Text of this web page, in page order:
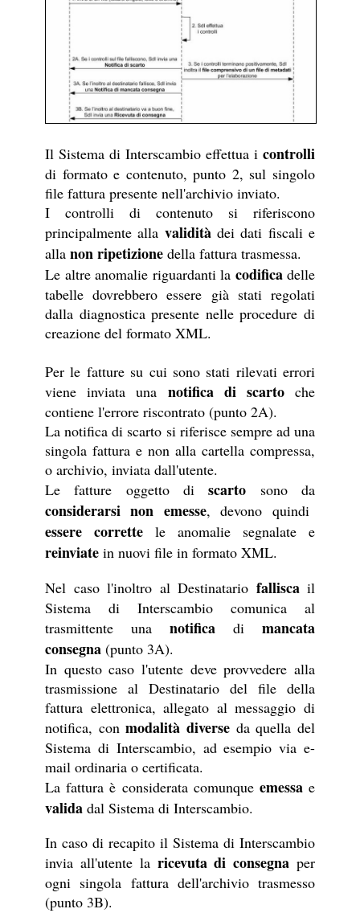
Il Sistema di Interscambio effettua i controlli
di formato e contenuto, punto 2, sul singolo
file fattura presente nell'archivio inviato.
I controlli di contenuto si riferiscono
principalmente alla validitàdei dati fiscali e
alla non ripetizione della fattura trasmessa.
Le altre anomalie riguardanti la codificadelle
tabelle dovrebbero essere già stati regolati
dalla diagnostica presente nelle procedure di
creazione del formato XML.
Per le fatture su cui sono stati rilevati errori
viene inviata una notifica di scartoche
contiene l'errore riscontrato (punto 2A).
La notifica di scarto si riferisce sempre ad una
singola fattura e non alla cartella compressa,
o archivio, inviata dall'utente.
Le fatture oggetto discarto sono da
considerarsi non emesse, devono quindi
essere corrette le anomalie segnalate e
reinviate in nuovi file in formato XML.
Nel caso l'inoltro al Destinatario falliscail
Sistema di Interscambio comunica al
trasmittente una notifica di mancata
consegna (punto 3A).
In questo caso l'utente deve provvedere alla
trasmissione al Destinatario del file della
fattura elettronica, allegato al messaggio di
notifica, conmodalità diverse da quella del
Sistema di Interscambio, ad esempio via e-
mail ordinaria o certificata.
La fattura è considerata comunque emessae
valida dal Sistema di Interscambio.
In caso di recapito il Sistema di Interscambio
invia all'utente laricevuta di consegna per
ogni singola fattura dell'archivio trasmesso
(punto 3B).